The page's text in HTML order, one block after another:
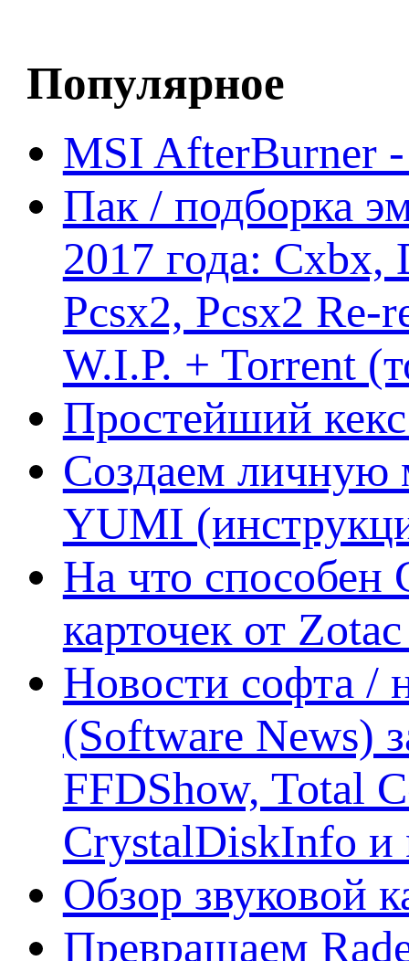
Популярное
MSI AfterBurner
Пак / подборка
2017 года:
Pcsx2, Pcsx2
W.I.P. + Torrent
Простейший кекс
Создаем личную
YUMI
На что способен
карточек от
Новости софта /
(Software News)
FFDShow, Total
CrystalDiskInfo и
Обзор звуковой
Превращаем